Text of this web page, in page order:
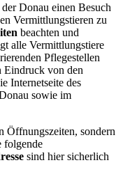
Donau einen Besuch
Vermittlungstieren zu
beachten und
alle Vermittlungstiere
Pflegestellen
Eindruck von den
Internetseite des
sowie im
Öffnungszeiten, sondern
folgende
sind hier sicherlich